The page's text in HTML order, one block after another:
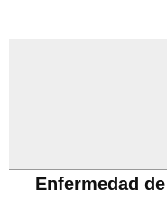
Enfermedad de